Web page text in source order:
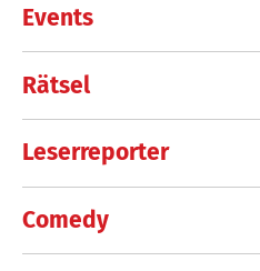
Events
Rätsel
Leserreporter
Comedy